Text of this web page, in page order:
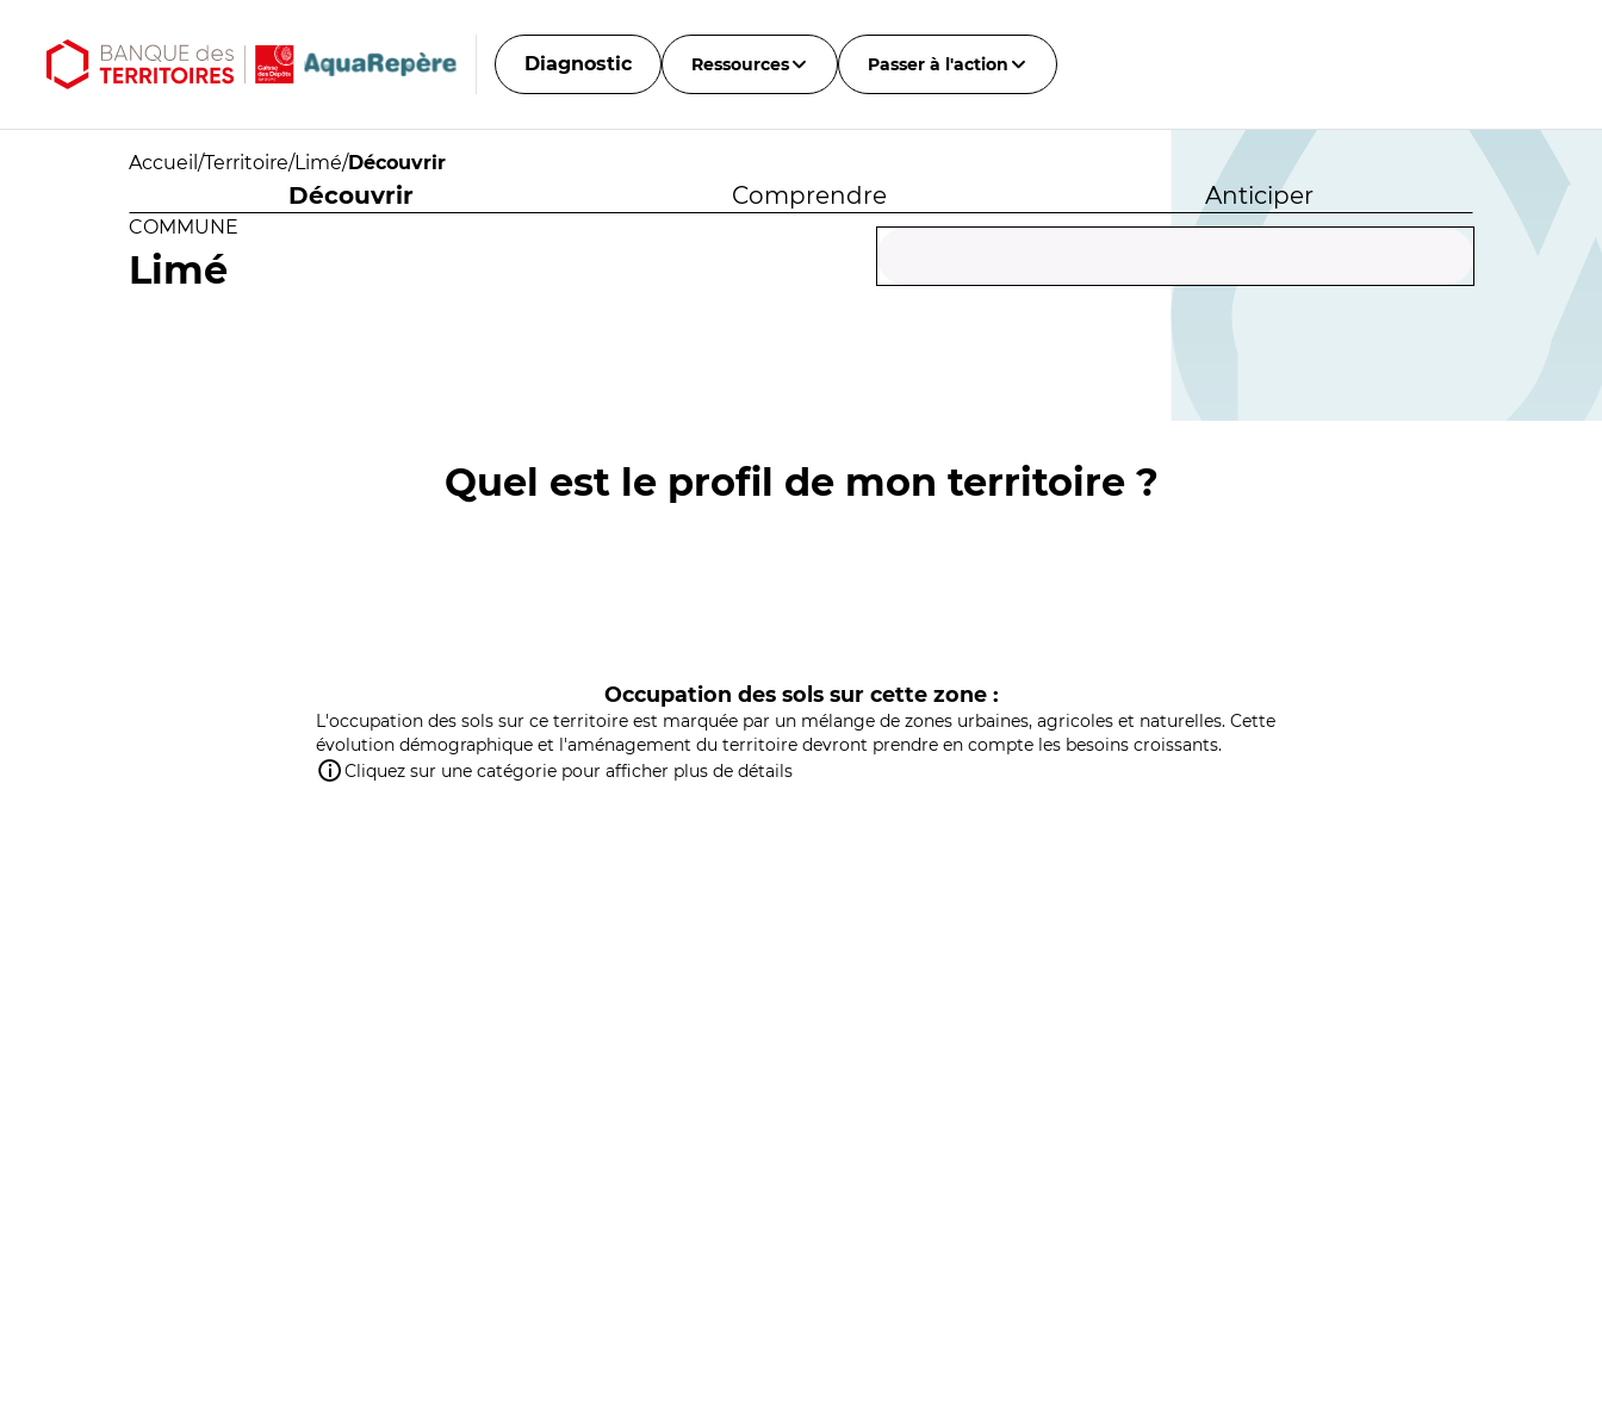
Diagnostic Ressources Passer à l'action
Accueil /Territoire/Limé/Découvrir
Découvrir Comprendre Anticiper
COMMUNE
Limé
Quel est le profil de mon territoire ?
Occupation des sols sur cette zone :
L'occupation des sols sur ce territoire est marquée par un mélange de zones urbaines, agricoles et naturelles. Cette
évolution démographique et l'aménagement du territoire devront prendre en compte les besoins croissants.
Cliquez sur une catégorie pour afficher plus de détails